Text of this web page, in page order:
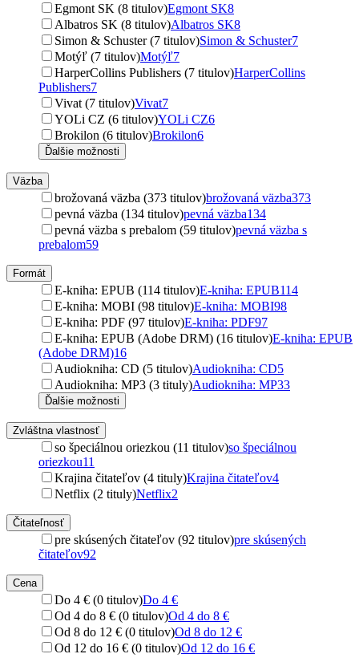
Egmont SK (8 titulov)Egmont SK8
Albatros SK (8 titulov)Albatros SK8
Simon & Schuster (7 titulov)Simon & Schuster7
Motýľ (7 titulov)Motýľ7
HarperCollins Publishers (7 titulov)HarperCollins
Publishers7
Vivat (7 titulov)Vivat7
YOLi CZ (6 titulov)YOLi CZ6
Brokilon (6 titulov)Brokilon6
Ďalšie možnosti
Väzba
brožovaná väzba (373 titulov)brožovaná väzba373
pevná väzba (134 titulov)pevná väzba134
pevná väzba s prebalom (59 titulov)pevná väzba s
prebalom59
Formát
E-kniha: EPUB (114 titulov)E-kniha: EPUB114
E-kniha: MOBI (98 titulov)E-kniha: MOBI98
E-kniha: PDF (97 titulov)E-kniha: PDF97
E-kniha: EPUB (Adobe DRM) (16 titulov)E-kniha: EPUB
(Adobe DRM)16
Audiokniha: CD (5 titulov)Audiokniha: CD5
Audiokniha: MP3 (3 tituly)Audiokniha: MP33
Ďalšie možnosti
Zvláštna vlastnosť
so špeciálnou oriezkou (11 titulov)so špeciálnou
oriezkou11
Krajina čitateľov (4 tituly)Krajina čitateľov4
Netflix (2 tituly)Netflix2
Čitateľnosť
pre skúsených čitateľov (92 titulov)pre skúsených
čitateľov92
Cena
Do 4 € (0 titulov)Do 4 €
Od 4 do 8 € (0 titulov)Od 4 do 8 €
Od 8 do 12 € (0 titulov)Od 8 do 12 €
Od 12 do 16 € (0 titulov)Od 12 do 16 €